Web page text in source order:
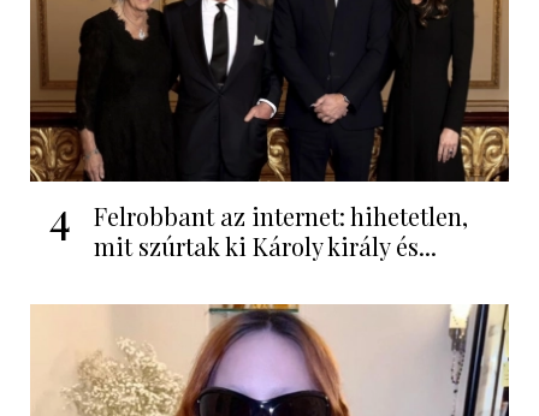
4
Felrobbant az internet: hihetetlen,
mit szúrtak ki Károly király és...